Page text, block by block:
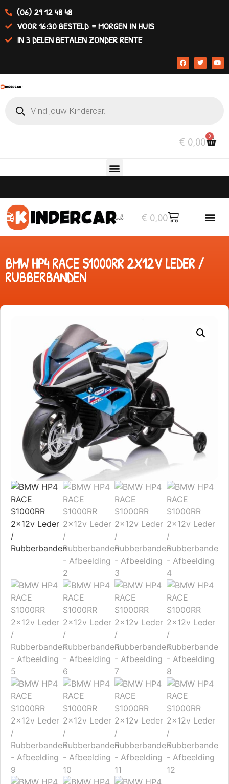
(06) 29 12 48 48
VOOR 16:30 BESTELD = MORGEN IN HUIS
IN 3 DELEN BETALEN ZONDER RENTE
€ 0,00 0
€ 0,00
BMW HP4 RACE S1000RR 2X12V LEDER /
RUBBERBANDEN